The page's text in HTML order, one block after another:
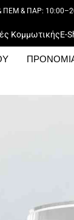
ΠΕΜ & ΠΑΡ:
ΚομμωτικήςE-